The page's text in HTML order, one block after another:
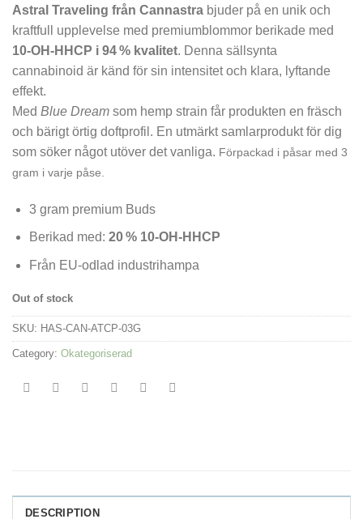
Astral Traveling från Cannastra bjuder på en unik och
kraftfull upplevelse med premiumblommor berikade med
10-OH-HHCP i 94 % kvalitet. Denna sällsynta
cannabinoid är känd för sin intensitet och klara, lyftande
effekt.
Med Blue Dream som hemp strain får produkten en fräsch
och bärigt örtig doftprofil. En utmärkt samlarprodukt för dig
som söker något utöver det vanliga. Förpackad i påsar med 3
gram i varje påse.
3 gram premium Buds
Berikad med: 20 % 10-OH-HHCP
Från EU-odlad industrihampa
Out of stock
SKU: HAS-CAN-ATCP-03G
Category: Okategoriserad
DESCRIPTION